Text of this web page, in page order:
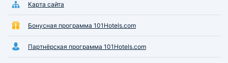
Карта сайта
Бонусная программа 101Hotels.com
Партнёрская программа 101Hotels.com